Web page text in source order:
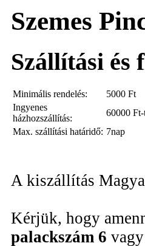
Szemes
Szállítási és
Minimális rendelés: 5000 Ft
Ingyenes
házhozszállítás:
60000
Max. szállítási határidő: 7nap
A kiszállítás
Kérjük, hogy
palackszám 6